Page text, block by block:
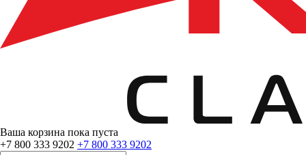
Ваша корзина пока пуста
+7 800 333 9202 +7 800 333 9202